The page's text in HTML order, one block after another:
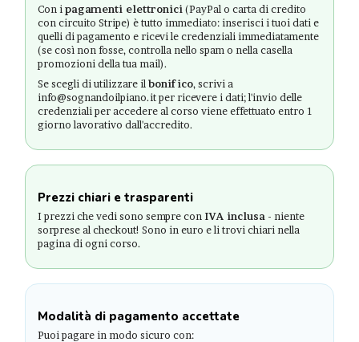
Con i pagamenti elettronici (PayPal o carta di credito
con circuito Stripe) è tutto immediato: inserisci i tuoi dati e
quelli di pagamento e ricevi le credenziali immediatamente
(se così non fosse, controlla nello spam o nella casella
promozioni della tua mail).
Se scegli di utilizzare il bonifico, scrivi a
info@sognandoilpiano.it per ricevere i dati; l'invio delle
credenziali per accedere al corso viene effettuato entro 1
giorno lavorativo dall'accredito.
Prezzi chiari e trasparenti
I prezzi che vedi sono sempre con IVA inclusa - niente
sorprese al checkout! Sono in euro e li trovi chiari nella
pagina di ogni corso.
Modalità di pagamento accettate
Puoi pagare in modo sicuro con: